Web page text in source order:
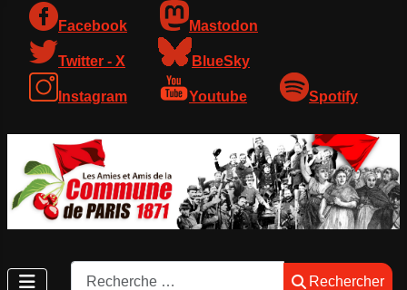
Facebook Mastodon
Twitter - X BlueSky
Instagram Youtube Spotify
Rechercher
Rechercher